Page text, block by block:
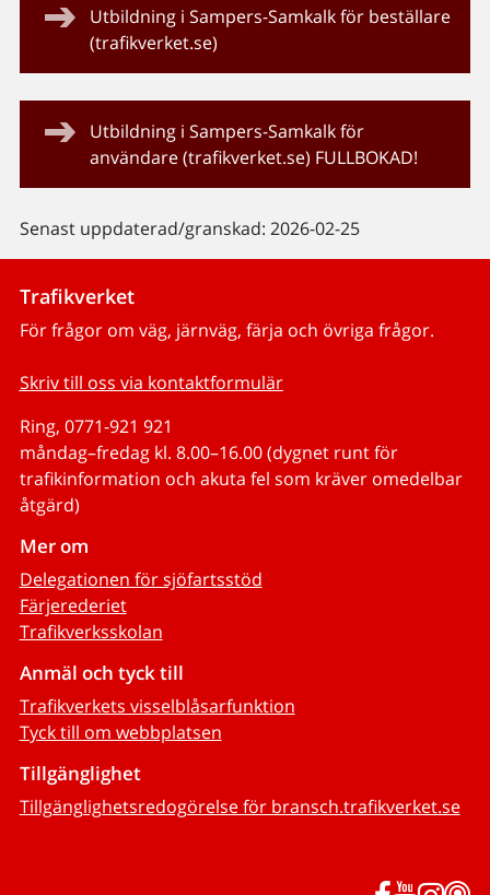
Utbildning i Sampers-Samkalk för beställare
(trafikverket.se)
Utbildning i Sampers-Samkalk för
användare (trafikverket.se) FULLBOKAD!
Senast uppdaterad/granskad: 2026-02-25
Trafikverket
För frågor om väg, järnväg, färja och övriga frågor.
Skriv till oss via kontaktformulär
Ring, 0771-921 921
måndag–fredag kl. 8.00–16.00 (dygnet runt för
trafikinformation och akuta fel som kräver omedelbar
åtgärd)
Mer om
Delegationen för sjöfartsstöd
Färjerederiet
Trafikverksskolan
Anmäl och tyck till
Trafikverkets visselblåsarfunktion
Tyck till om webbplatsen
Tillgänglighet
Tillgänglighetsredogörelse för bransch.trafikverket.se